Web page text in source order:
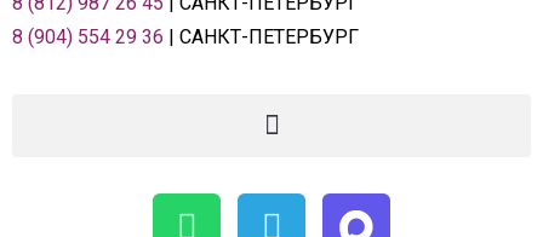
8 (904) 554 29 36 | САНКТ-ПЕТЕРБУРГ